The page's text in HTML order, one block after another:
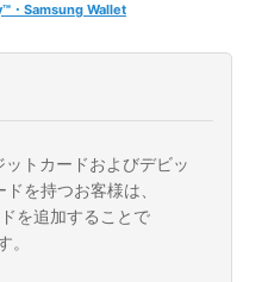
・Samsung Wallet
トカードおよびデビッ
を持つお客様は、
を追加することで
。